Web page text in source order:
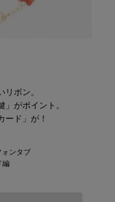
リボン。
」がポイント。
ード」が！
ォンタブ
編